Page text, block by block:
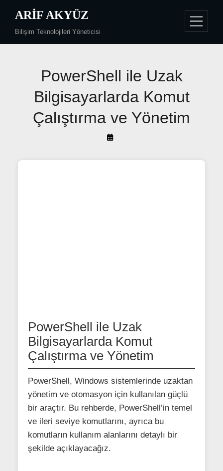
content
ARIF AKYÜZ
Bilişim Teknolojileri Yöneticisi
PowerShell ile Uzak
Bilgisayarlarda Komut
Çalıştırma ve Yönetim
By
Akyüz
PowerShell ile Uzak
Bilgisayarlarda Komut
Çalıştırma ve Yönetim
PowerShell, Windows sistemlerinde uzaktan
yönetim ve otomasyon için kullanılan güçlü
bir araçtır. Bu rehberde, PowerShell’in temel
ve ileri seviye komutlarını, ayrıca bu
komutların kullanım alanlarını detaylı bir
şekilde açıklayacağız.